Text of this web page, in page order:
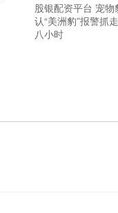
股银配资平台 宠
认“美洲豹”报警抓
八小时